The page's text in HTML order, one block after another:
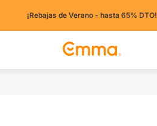
¡Rebajas de Verano - hasta 65% DTO!